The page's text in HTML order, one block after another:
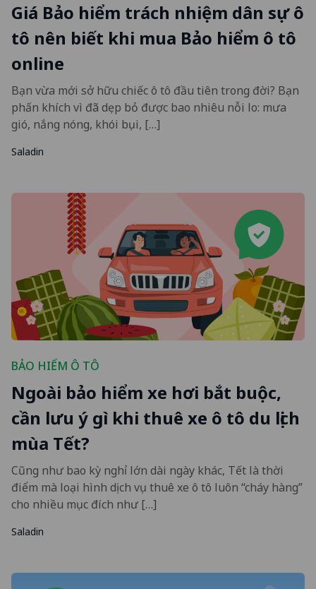
Giá Bảo hiểm trách nhiệm dân sự ô
tô nên biết khi mua Bảo hiểm ô tô
online
Bạn vừa mới sở hữu chiếc ô tô đầu tiên trong đời? Bạn
phấn khích vì đã dẹp bỏ được bao nhiêu nỗi lo: mưa
gió, nắng nóng, khói bụi, […]
Saladin
BẢO HIỂM Ô TÔ
Ngoài bảo hiểm xe hơi bắt buộc,
cần lưu ý gì khi thuê xe ô tô du lịch
mùa Tết?
Cũng như bao kỳ nghỉ lớn dài ngày khác, Tết là thời
điểm mà loại hình dịch vụ thuê xe ô tô luôn “cháy hàng”
cho nhiều mục đích như […]
Saladin